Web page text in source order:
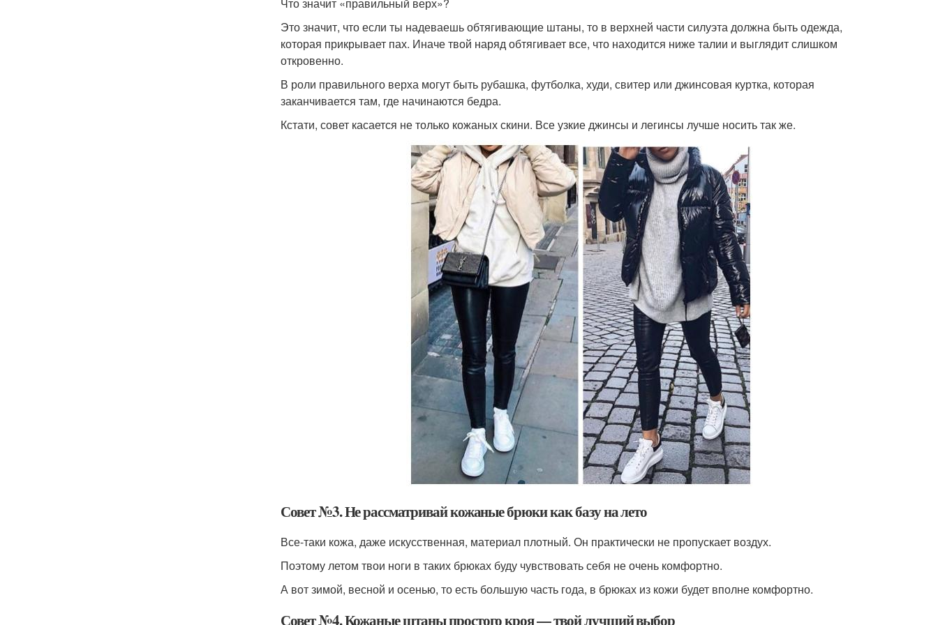
Это значит, что если ты надеваешь обтягивающие штаны, то в верхней части силуэта должна быть одежда,
которая прикрывает пах. Иначе твой наряд обтягивает все, что находится ниже талии и выглядит слишком
откровенно.
В роли правильного верха могут быть рубашка, футболка, худи, свитер или джинсовая куртка, которая
заканчивается там, где начинаются бедра.
Кстати, совет касается не только кожаных скини. Все узкие джинсы и легинсы лучше носить так же.
Совет №3. Не рассматривай кожаные брюки как базу на лето
Все-таки кожа, даже искусственная, материал плотный. Он практически не пропускает воздух.
Поэтому летом твои ноги в таких брюках буду чувствовать себя не очень комфортно.
А вот зимой, весной и осенью, то есть большую часть года, в брюках из кожи будет вполне комфортно.
Совет №4. Кожаные штаны простого кроя — твой лучший выбор